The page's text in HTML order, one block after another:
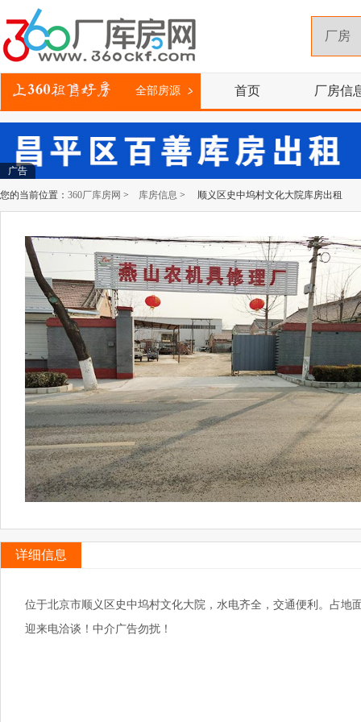
全部房源 首页 厂房信
广告
您的当前位置： 360厂库房网 > 库房信息 > 顺义区史中坞村文化大院库房出租
详细信息
位于北京市顺义区史中坞村文化大院，水电齐全，交通便利。 占地
迎来电洽谈！中介广告勿扰！